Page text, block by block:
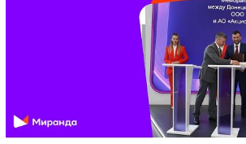
Инновации